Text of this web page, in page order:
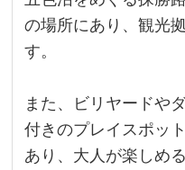
の場所にあり、観光
す。
また、ビリヤードや
付きのプレイスポッ
あり、大人が楽しめ